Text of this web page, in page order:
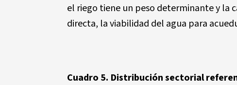
el riego tiene un peso determinante y la
directa, la viabilidad del agua para
Cuadro 5. Distribución sectorial